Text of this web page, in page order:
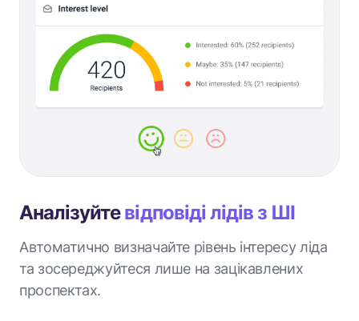
Аналізуйтевідповіді лідів з ШІ
Автоматично визначайте рівень інтересу ліда
та зосереджуйтеся лише на зацікавлених
проспектах.